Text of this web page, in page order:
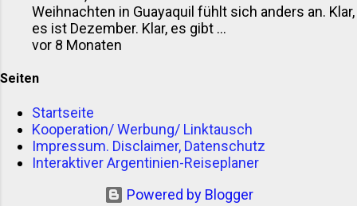
Weihnachten in Guayaquil fühlt sich anders an. Klar,
es ist Dezember. Klar, es gibt ...
vor 8 Monaten
Seiten
Startseite
Kooperation/ Werbung/ Linktausch
Impressum. Disclaimer, Datenschutz
Interaktiver Argentinien-Reiseplaner
Powered by Blogger